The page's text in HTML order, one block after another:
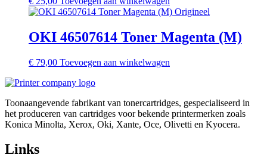
OKI 46507614 Toner Magenta (M)
€ 79,00 Toevoegen aan winkelwagen
Toonaangevende fabrikant van tonercartridges, gespecialiseerd in
het produceren van cartridges voor bekende printermerken zoals
Konica Minolta, Xerox, Oki, Xante, Oce, Olivetti en Kyocera.
Links